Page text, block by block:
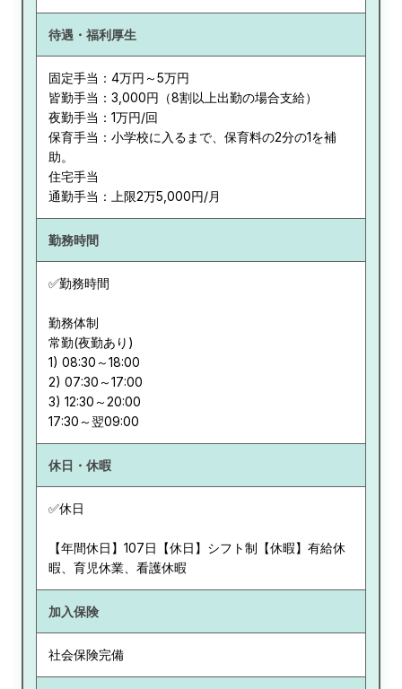
待遇・福利厚生
固定手当：4万円～5万円
皆勤手当：3,000円（8割以上出勤の場合支給）
夜勤手当：1万円/回
保育手当：小学校に入るまで、保育料の2分の1を補
助。
住宅手当
通勤手当：上限2万5,000円/月
勤務時間
✅勤務時間
勤務体制
常勤(夜勤あり)
1) 08:30～18:00
2) 07:30～17:00
3) 12:30～20:00
休日・休暇
✅休日
【年間休日】107日【休日】シフト制【休暇】有給休
暇、育児休業、看護休暇
加入保険
社会保険完備